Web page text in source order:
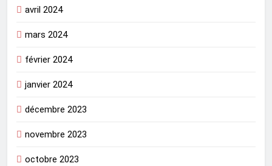
avril 2024
mars 2024
février 2024
janvier 2024
décembre 2023
novembre 2023
octobre 2023